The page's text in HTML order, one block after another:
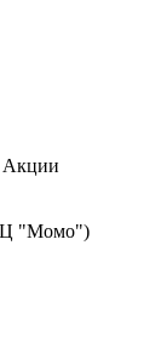
Акции
"Момо")